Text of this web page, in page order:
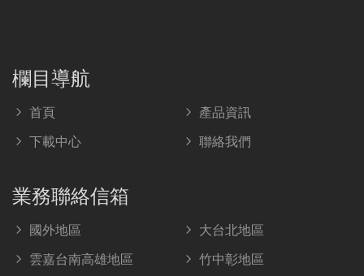
欄目導航
首頁
產品資訊
下載中心
聯絡我們
業務聯絡信箱
國外地區
大台北地區
雲嘉台南高雄地區
竹中彰地區